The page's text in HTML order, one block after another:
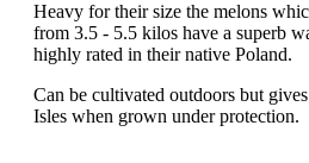
Heavy for their size the melons
from 3.5 - 5.5 kilos have a superb
highly rated in their native Poland.
Can be cultivated outdoors but
Isles when grown under protection.